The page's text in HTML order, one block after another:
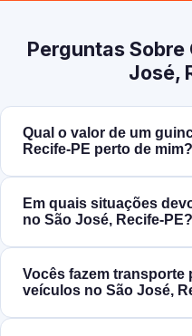
Perguntas Sobre
José,
Qual o valor de um
Recife‑PE perto de mim?
Em quais situações
no São José, Recife‑PE?
Vocês fazem transporte
veículos no São José,